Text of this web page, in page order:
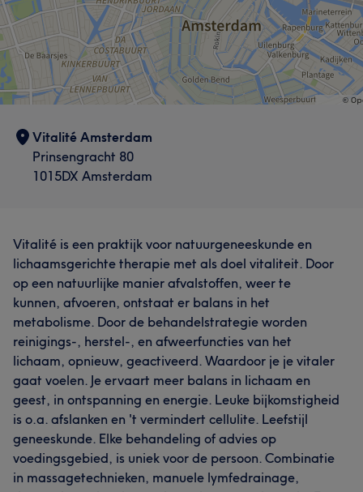
Vitalité Amsterdam
Prinsengracht 80
1015DX Amsterdam
Vitalité is een praktijk voor natuurgeneeskunde en
lichaamsgerichte therapie met als doel vitaliteit. Door
op een natuurlijke manier afvalstoffen, weer te
kunnen, afvoeren, ontstaat er balans in het
metabolisme. Door de behandelstrategie worden
reinigings-, herstel-, en afweerfuncties van het
lichaam, opnieuw, geactiveerd. Waardoor je je vitaler
gaat voelen. Je ervaart meer balans in lichaam en
geest, in ontspanning en energie. Leuke bijkomstigheid
is o.a. afslanken en 't vermindert cellulite. Leefstijl
geneeskunde. Elke behandeling of advies op
voedingsgebied, is uniek voor de persoon. Combinatie
in massagetechnieken, manuele lymfedrainage,